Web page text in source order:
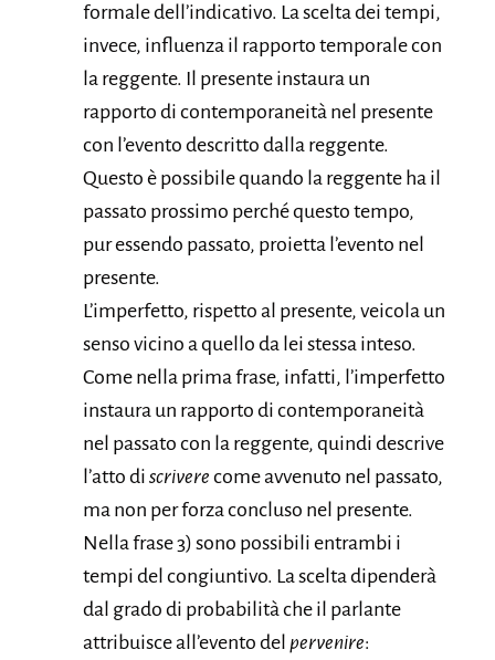
formale dell’indicativo. La scelta dei tempi,
invece, influenza il rapporto temporale con
la reggente. Il presente instaura un
rapporto di contemporaneità nel presente
con l’evento descritto dalla reggente.
Questo è possibile quando la reggente ha il
passato prossimo perché questo tempo,
pur essendo passato, proietta l’evento nel
presente.
L’imperfetto, rispetto al presente, veicola un
senso vicino a quello da lei stessa inteso.
Come nella prima frase, infatti, l’imperfetto
instaura un rapporto di contemporaneità
nel passato con la reggente, quindi descrive
l’atto di scrivere come avvenuto nel passato,
ma non per forza concluso nel presente.
Nella frase 3) sono possibili entrambi i
tempi del congiuntivo. La scelta dipenderà
dal grado di probabilità che il parlante
attribuisce all’evento del pervenire: